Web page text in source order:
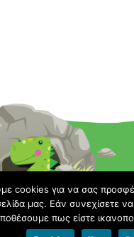
cookies για να σας
μας. Εάν συνεχίσετε
πως είστε